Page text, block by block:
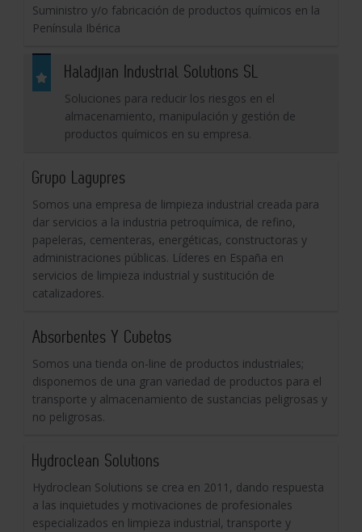
Suministro y/o fabricación de productos químicos en la
Península Ibérica
Haladjian Industrial Solutions SL
Soluciones para reducir los riesgos en el
almacenamiento, manipulación y gestión de
productos químicos en su empresa.
Grupo Lagupres
Somos una empresa de limpieza industrial creada para
dar servicios a la industria petroquímica, de refino,
papeleras, cementeras, energéticas, constructoras y
administraciones públicas. Líderes en España en
servicios de limpieza industrial y sustitución de
catalizadores.
Absorbentes Y Cubetos
Somos una tienda on-line de productos industriales;
disponemos de una gran variedad de productos para el
transporte y almacenamiento de sustancias peligrosas y
no peligrosas.
Hydroclean Solutions
Hydroclean Solutions se crea en 2011, dando respuesta
a las inquietudes y motivaciones de profesionales
especializados en limpieza industrial, transporte y